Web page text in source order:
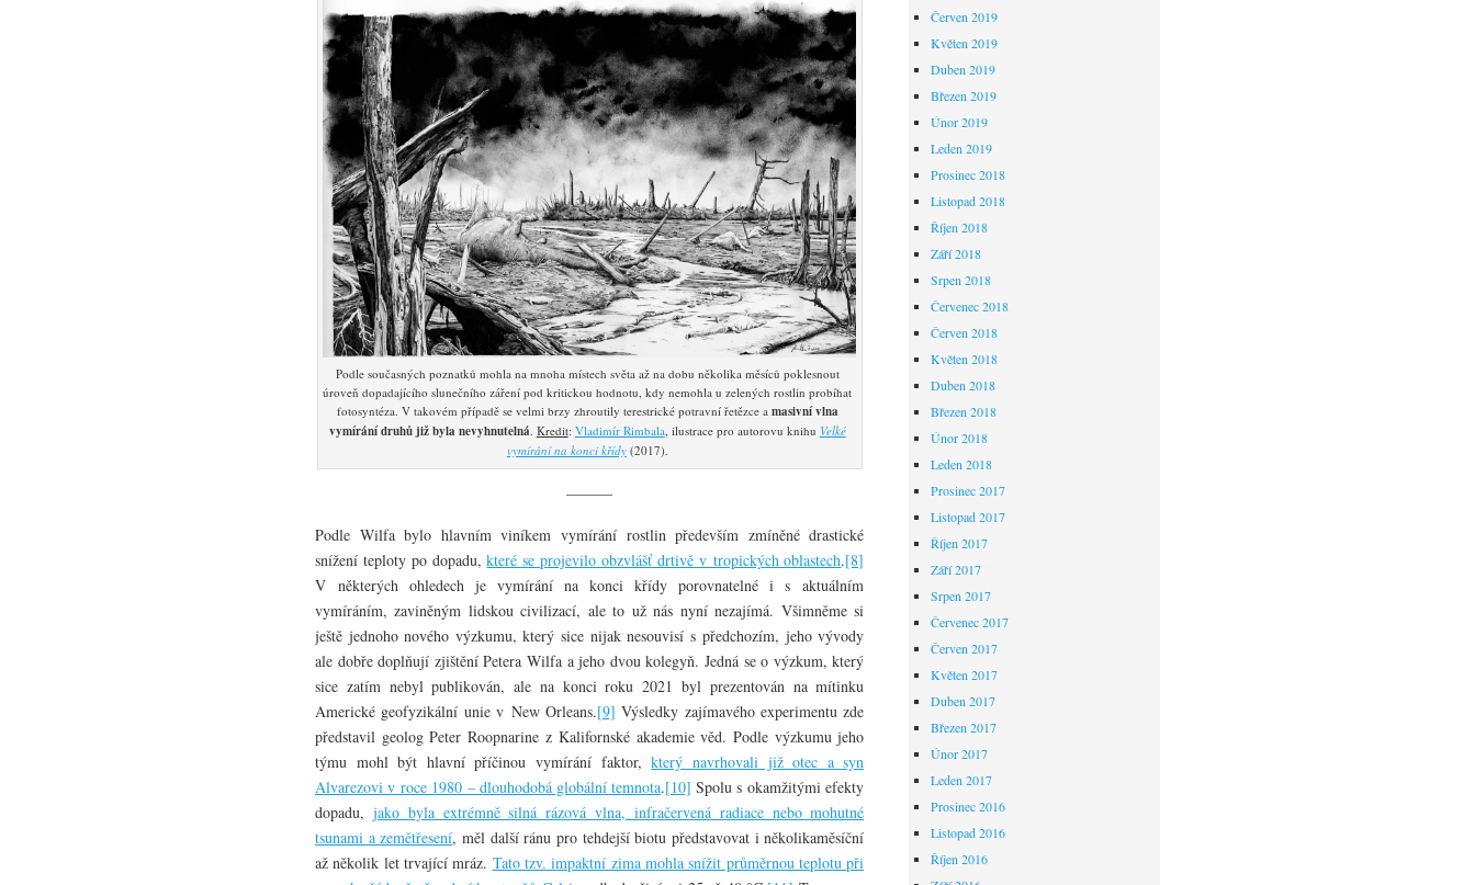
Podle současných poznatků mohla na mnoha místech světa až na dobu několika měsíců poklesnout
úroveň dopadajícího slunečního záření pod kritickou hodnotu, kdy nemohla u zelených rostlin probíhat
fotosyntéza. V takovém případě se velmi brzy zhroutily terestrické potravní řetězce a masivní vlna
vymírání druhů již byla nevyhnutelná Kredit: Vladimír Rimbala , ilustrace pro autorovu knihu Velké
vymírání na konci křídy(2017).
———
Podle Wilfa bylo hlavním viníkem vymírání rostlin především zmíněné drastické
snížení teploty po dopadu,které se projevilo obzvlášť drtivě v tropických oblastech.[8]
V některých ohledech je vymírání na konci křídy porovnatelné i s aktuálním
vymíráním, zaviněným lidskou civilizací, ale to už nás nyní nezajímá. Všimněme si
ještě jednoho nového výzkumu, který sice nijak nesouvisí s předchozím, jeho vývody
ale dobře doplňují zjištění Petera Wilfa a jeho dvou kolegyň. Jedná se o výzkum, který
sice zatím nebyl publikován, ale na konci roku 2021 byl prezentován na mítinku
Americké geofyzikální unie v New Orleans.[9] Výsledky zajímavého experimentu zde
představil geolog Peter Roopnarine z Kalifornské akademie věd. Podle výzkumu jeho
týmu mohl být hlavní příčinou vymírání faktor,který navrhovali již otec a syn
Alvarezovi v roce 1980 – dlouhodobá globální temnota.[10] Spolu s okamžitými efekty
dopadu, jako byla extrémně silná rázová vlna, infračervená radiace nebo mohutné
tsunami a zemětřesení, měl další ránu pro tehdejší biotu představovat i několikaměsíční
až několik let trvající mráz. Tato tzv. impaktní zima mohla snížit průměrnou teplotu při
Červen 2019
Květen 2019
Duben 2019
Březen 2019
Únor 2019
Leden 2019
Prosinec 2018
Listopad 2018
Říjen 2018
Září 2018
Srpen 2018
Červenec 2018
Červen 2018
Květen 2018
Duben 2018
Březen 2018
Únor 2018
Leden 2018
Prosinec 2017
Listopad 2017
Říjen 2017
Září 2017
Srpen 2017
Červenec 2017
Červen 2017
Květen 2017
Duben 2017
Březen 2017
Únor 2017
Leden 2017
Prosinec 2016
Listopad 2016
Říjen 2016